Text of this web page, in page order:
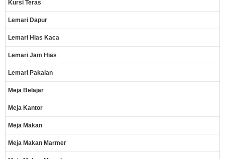
Kursi Teras
Lemari Dapur
Lemari Hias Kaca
Lemari Jam Hias
Lemari Pakaian
Meja Belajar
Meja Kantor
Meja Makan
Meja Makan Marmer